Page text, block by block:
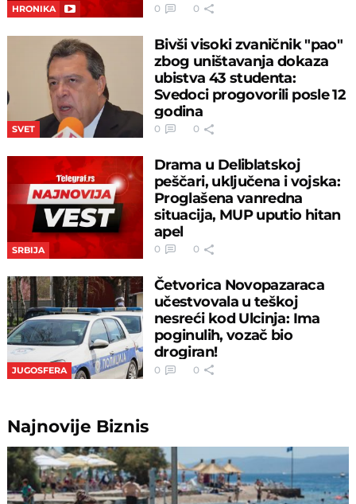
HRONIKA 0 0
SVET
Bivši visoki zvaničnik "pao"
zbog uništavanja dokaza
ubistva 43 studenta:
Svedoci progovorili posle 12
godina
0 0
SRBIJA
Drama u Deliblatskoj
peščari, uključena i vojska:
Proglašena vanredna
situacija, MUP uputio hitan
apel
0 0
JUGOSFERA
Četvorica Novopazaraca
učestvovala u teškoj
nesreći kod Ulcinja: Ima
poginulih, vozač bio
drogiran!
0 0
Najnovije Biznis